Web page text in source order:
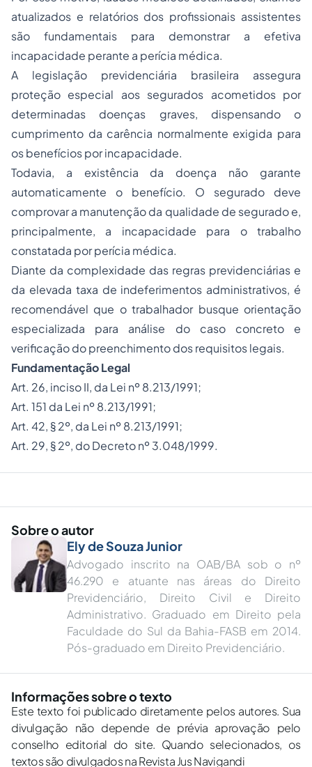
atualizados e relatórios dos profissionais assistentes
são fundamentais para demonstrar a efetiva
incapacidade perante a perícia médica.
A legislação previdenciária brasileira assegura
proteção especial aos segurados acometidos por
determinadas doenças graves, dispensando o
cumprimento da carência normalmente exigida para
os benefícios por incapacidade.
Todavia, a existência da doença não garante
automaticamente o benefício. O segurado deve
comprovar a manutenção da qualidade de segurado e,
principalmente, a incapacidade para o trabalho
constatada por perícia médica.
Diante da complexidade das regras previdenciárias e
da elevada taxa de indeferimentos administrativos, é
recomendável que o trabalhador busque orientação
especializada para análise do caso concreto e
verificação do preenchimento dos requisitos legais.
Fundamentação Legal
Art. 26, inciso II, da Lei nº 8.213/1991;
Art. 151 da Lei nº 8.213/1991;
Art. 42, § 2º, da Lei nº 8.213/1991;
Art. 29, § 2º, do Decreto nº 3.048/1999.
Sobre o autor
Ely de Souza Junior
Advogado inscrito na OAB/BA sob o nº
46.290 e atuante nas áreas do Direito
Previdenciário, Direito Civil e Direito
Administrativo. Graduado em Direito pela
Faculdade do Sul da Bahia-FASB em 2014.
Pós-graduado em Direito Previdenciário.
Informações sobre o texto
Este texto foi publicado diretamente pelos autores. Sua
divulgação não depende de prévia aprovação pelo
conselho editorial do site. Quando selecionados, os
textos são divulgados na Revista Jus Navigandi